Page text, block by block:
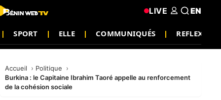
SPORT ELLE COMMUNIQUÉS REFLEXION
LIVE EN
Accueil
Politique
Burkina : le Capitaine Ibrahim Taoré appelle au renforcement
de la cohésion sociale